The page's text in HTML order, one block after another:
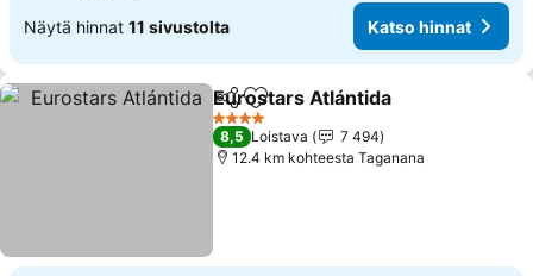
Näytä hinnat 11 sivustolta Katso hinnat
Jaa Lisää suosikkeihin
Eurostars Atlántida
4 Tähtiluokitus
8,5 Loistava
7 494
12.4 km kohteesta Taganana